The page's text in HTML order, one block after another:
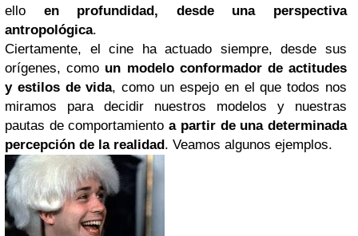
ello en profundidad, desde una perspectiva
antropológica.
Ciertamente, el cine ha actuado siempre, desde sus
orígenes, como un modelo conformador de actitudes
y estilos de vida, como un espejo en el que todos nos
miramos para decidir nuestros modelos y nuestras
pautas de comportamientoa partir de una determinada
percepción de la realidad. Veamos algunos ejemplos.